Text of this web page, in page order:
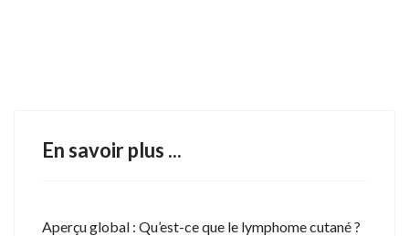
En savoir plus ...
Aperçu global : Qu’est-ce que le lymphome cutané ?